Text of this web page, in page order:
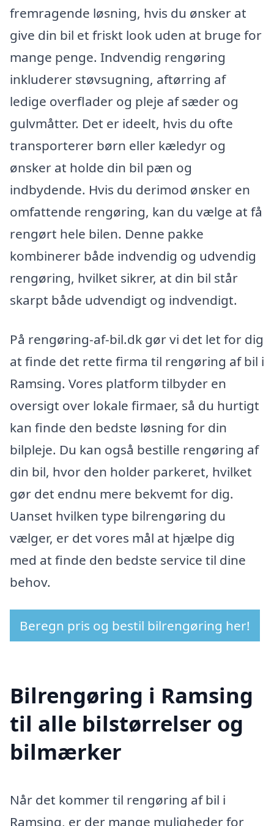
fremragende løsning, hvis du ønsker at
give din bil et friskt look uden at bruge for
mange penge. Indvendig rengøring
inkluderer støvsugning, aftørring af
ledige overflader og pleje af sæder og
gulvmåtter. Det er ideelt, hvis du ofte
transporterer børn eller kæledyr og
ønsker at holde din bil pæn og
indbydende. Hvis du derimod ønsker en
omfattende rengøring, kan du vælge at få
rengørt hele bilen. Denne pakke
kombinerer både indvendig og udvendig
rengøring, hvilket sikrer, at din bil står
skarpt både udvendigt og indvendigt.
På rengøring-af-bil.dk gør vi det let for dig
at finde det rette firma til rengøring af bil i
Ramsing. Vores platform tilbyder en
oversigt over lokale firmaer, så du hurtigt
kan finde den bedste løsning for din
bilpleje. Du kan også bestille rengøring af
din bil, hvor den holder parkeret, hvilket
gør det endnu mere bekvemt for dig.
Uanset hvilken type bilrengøring du
vælger, er det vores mål at hjælpe dig
med at finde den bedste service til dine
behov.
Beregn pris og bestil bilrengøring her!
Bilrengøring i Ramsing
til alle bilstørrelser og
bilmærker
Når det kommer til rengøring af bil i
Ramsing, er der mange muligheder for